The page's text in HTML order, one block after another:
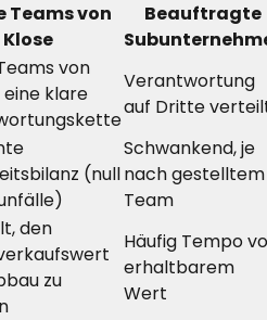
Teams von
Klose
Beauftragte
von
klare
Verantwortung
auf Dritte
(null
Schwankend, je
nach gestelltem
Team
den
zu
Häufig Tempo
erhaltbarem
Wert